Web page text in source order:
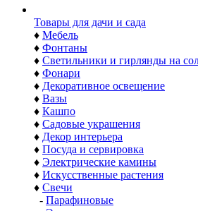
Товары для дачи и сада
♦ Мебель
♦ Фонтаны
♦ Светильники и гирлянды на
♦ Фонари
♦ Декоративное освещение
♦ Вазы
♦ Кашпо
♦ Садовые украшения
♦ Декор интерьера
♦ Посуда и сервировка
♦ Электрические камины
♦ Искусственные растения
♦ Свечи
- Парафиновые